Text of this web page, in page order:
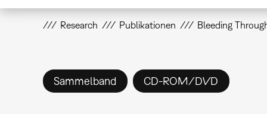
Research Publikationen Bleeding
Sammelband CD-ROM/DVD